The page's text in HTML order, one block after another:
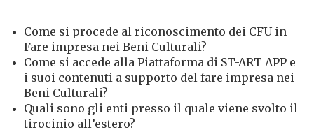
Come si procede al riconoscimento dei CFU in
Fare impresa nei Beni Culturali?
Come si accede alla Piattaforma di ST-ART APP e
i suoi contenuti a supporto del fare impresa nei
Beni Culturali?
Quali sono gli enti presso il quale viene svolto il
tirocinio all’estero?